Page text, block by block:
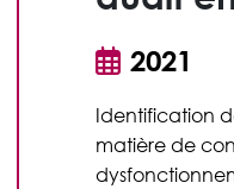
2021
Identification
matière de